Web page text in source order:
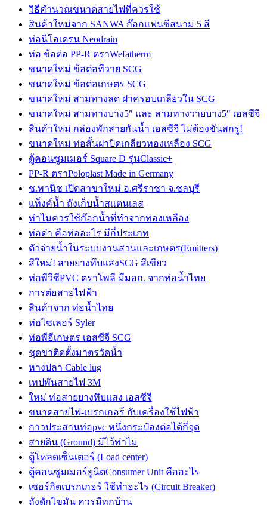
วิธีคำนวณขนาดสายไฟที่ควรใช้
สินค้าใหม่จาก SANWA ก๊อกแฟนซีสนาม 5 สี
ท่อนีโอเดรน Neodrain
ท่อ ข้อต่อ PP-R ตราWefatherm
ขนาดใหม่ ข้อต่อทีวาย SCG
ขนาดใหม่ ข้อต่อเกษตร SCG
ขนาดใหม่ สามทางลด ฝาครอบเกลียวใน SCG
ขนาดใหม่ สามทางบาง5″ และ สามทางวายบาง5″ เอสซีจี
สินค้าใหม่ กล่องพักสายกันน้ำ เอสซีจี ไม่ต้องขันสกรู!
ขนาดใหม่ ท่อสั้นฝาปิดเกลียวทองเหลือง SCG
ตู้คอนซูมเมอร์ Square D รุ่นClassic+
PP-R ตราPoloplast Made in Germany
ช.พานิช เปิดสาขาใหม่ อ.ศรีราชา จ.ชลบุรี
แท็งค์น้ำ ถังเก็บน้ำสแตนเลส
ทำไมควรใช้ก๊อกน้ำที่ทำจากทองเหลือง
ท่อดำ คือท่ออะไร มีกี่ประเภท
ตัวจ่ายน้ำในระบบงานสวนและเกษตร(Emitters)
สีใหม่! สายยางทึบแสงSCG สีเขียว
ท่อพีวีซีPVC ตราโพลี มีมอก. จากท่อน้ำไทย
การต่อสายไฟฟ้า
สินค้าจาก ท่อน้ำไทย
ท่อไซเลอร์ Syler
ท่อพีอีเกษตร เอสซีจี SCG
ชุดขาติดตั้งมาตรวัดน้ำ
หางปลา Cable lug
เทปพันสายไฟ 3M
ใหม่ ท่อสายยางทึบแสง เอสซีจี
ขนาดสายไฟ-เบรกเกอร์ กับเครื่องใช้ไฟฟ้า
กาวประสานท่อpvc หนึ่งกระป๋องต่อได้กี่จุด
สายดิน (Ground) มีไว้ทำไม
ตู้โหลดเซ็นเตอร์ (Load center)
ตู้คอนซูมเมอร์ยูนิตConsumer Unit คืออะไร
เซอร์กิตเบรกเกอร์ ใช้ทำอะไร (Circuit Breaker)
ถังดักไขมัน ควรมีทุกบ้าน